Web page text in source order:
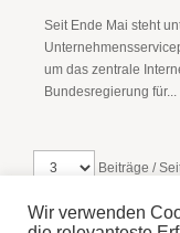
Seit Ende Mai steht
um das zentrale
Bundesregierung für...
Beiträge /
Wir verwenden